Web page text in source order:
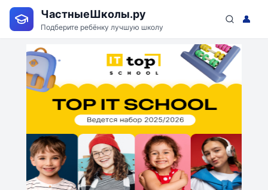
ЧастныеШколы.ру
Подберите ребёнку лучшую школу
👤